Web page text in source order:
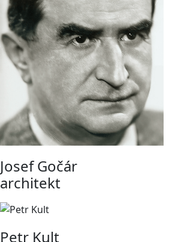
Josef Gočár
architekt
Petr Kult